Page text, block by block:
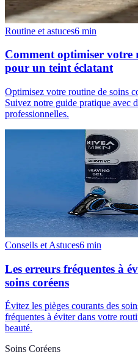
Routine et astuces6 min
Comment optimiser votre
pour un teint éclatant
Optimisez votre routine de soins
Suivez notre guide pratique avec
professionnelles.
Conseils et Astuces6 min
Les erreurs fréquentes à
soins coréens
Évitez les pièges courants des
fréquentes à éviter dans votre
beauté.
Soins Coréens